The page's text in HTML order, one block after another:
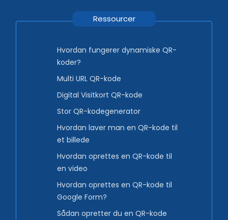
Ressourcer
Hvordan fungerer dynamiske QR-
koder?
Multi URL QR-kode
Digital Visitkort QR-kode
Stor QR-kodegenerator
Hvordan laver man en QR-kode til
et billede
Hvordan oprettes en QR-kode til
en video
Hvordan oprettes en QR-kode til
Google Form?
Sådan opretter du en QR-kode